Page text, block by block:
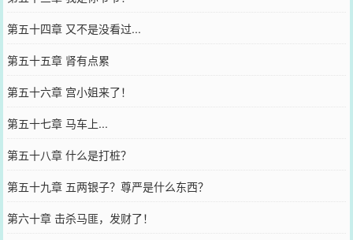
第五十四章 又不是没看过...
第五十五章 肾有点累
第五十六章 宫小姐来了！
第五十七章 马车上...
第五十八章 什么是打桩？
第五十九章 五两银子？尊严是什么东西？
第六十章 击杀马匪，发财了！